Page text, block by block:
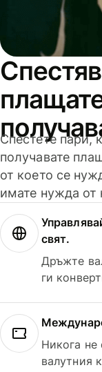
Спестете пари,
получавате
от което се
имате нужда от
свят.
Дръжте
ги
Никога не
валутния